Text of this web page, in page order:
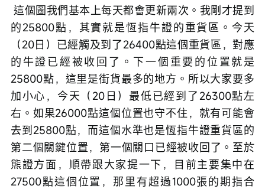
這個圖我們基本上每天都會更新兩次。我剛才提到
的25800點，其實就是恆指牛證的重貨區。今天
（20日）已經觸及到了26400點這個重貨區，對應
的牛證已經被收回了。下一個重要的位置就是
25800點，這里是街貨最多的地方。所以大家要多
加小心，今天（20日）最低已經到了26300點左
右。如果26000點這個位置也守不住，就有可能會
去到25800點，而這個水準也是恆指牛證重貨區的
第二個關鍵位置，第一個關口已經被收回了。至於
熊證方面，順帶跟大家提一下，目前主要集中在
27500點這個位置，那里有超過1000張的期指合